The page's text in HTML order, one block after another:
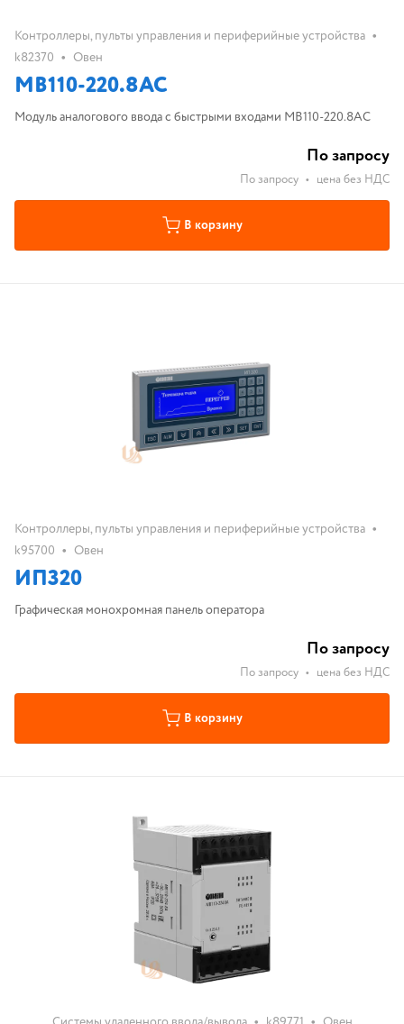
Контроллеры, пульты управления и периферийные устройства •
k82370 • Овен
МВ110-220.8АС
Модуль аналогового ввода с быстрыми входами МВ110-220.8АС
По запросу
По запросу • цена без НДС
В корзину
Контроллеры, пульты управления и периферийные устройства •
k95700 • Овен
ИП320
Графическая монохромная панель оператора
По запросу
По запросу • цена без НДС
В корзину